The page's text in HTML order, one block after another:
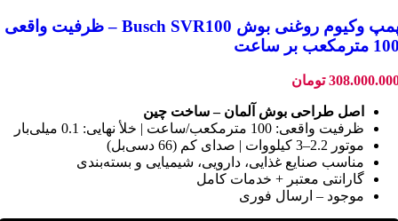
پمپ وکیوم روغنی بوش Busch SVR100 – ظرفیت واقعی
مترمکعب بر ساعت
تومان
اصل طراحی بوش آلمان – ساخت چین
ظرفیت واقعی: 100 مترمکعب/ساعت | خلأ نهایی: 0.1 میلی‌بار
موتور 2.2–3 کیلووات | صدای کم (66 دسی‌بل)
مناسب صنایع غذایی، دارویی، شیمیایی و بسته‌بندی
گارانتی معتبر + خدمات کامل
موجود – ارسال فوری